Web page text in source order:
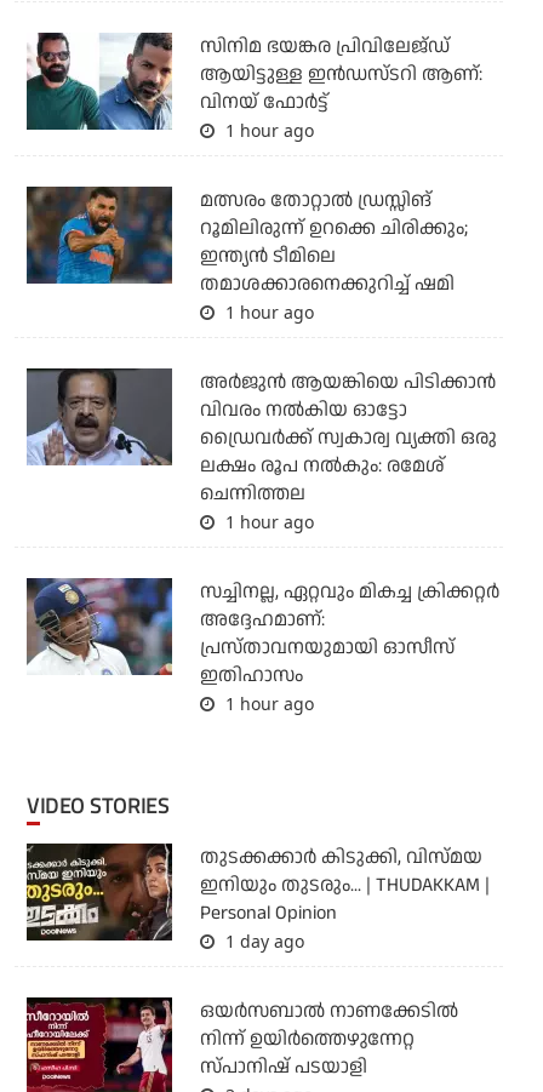
സിനിമ ഭയങ്കര പ്രിവിലേജ്ഡ്
ആയിട്ടുള്ള ഇൻഡസ്ടറി ആണ്:
വിനയ് ഫോർട്ട്
1 hour ago
മത്സരം തോറ്റാല്‍ ഡ്രസ്സിങ്
റൂമിലിരുന്ന് ഉറക്കെ ചിരിക്കും;
ഇന്ത്യന്‍ ടീമിലെ
തമാശക്കാരനെക്കുറിച്ച് ഷമി
1 hour ago
അര്‍ജുന്‍ ആയങ്കിയെ പിടിക്കാന്‍
വിവരം നല്‍കിയ ഓട്ടോ
ഡ്രൈവര്‍ക്ക് സ്വകാര്വ വ്യക്തി ഒരു
ലക്ഷം രൂപ നല്‍കും: രമേശ്
ചെന്നിത്തല
1 hour ago
സച്ചിനല്ല, ഏറ്റവും മികച്ച ക്രിക്കറ്റര്‍
അദ്ദേഹമാണ്:
പ്രസ്താവനയുമായി ഓസീസ്
ഇതിഹാസം
1 hour ago
VIDEO STORIES
തുടക്കക്കാര്‍ കിടുക്കി, വിസ്മയ
ഇനിയും തുടരും... | THUDAKKAM |
Personal Opinion
1 day ago
ഒയര്‍സബാൽ നാണക്കേടിൽ
നിന്ന് ഉയിർത്തെഴുന്നേറ്റ
സ്പാനിഷ് പടയാളി